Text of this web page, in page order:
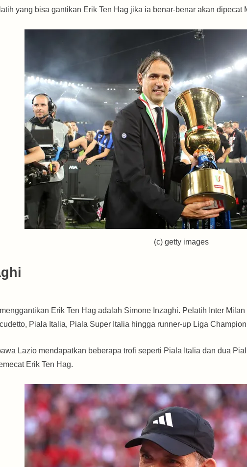
yang bisa gantikan Erik Ten Hag jika ia benar-benar akan dipecat
(c) getty images
Erik Ten Hag adalah Simone Inzaghi. Pelatih Inter
Piala Italia, Piala Super Italia hingga runner-up Liga
Lazio mendapatkan beberapa trofi seperti Piala Italia dan dua
Erik Ten Hag.